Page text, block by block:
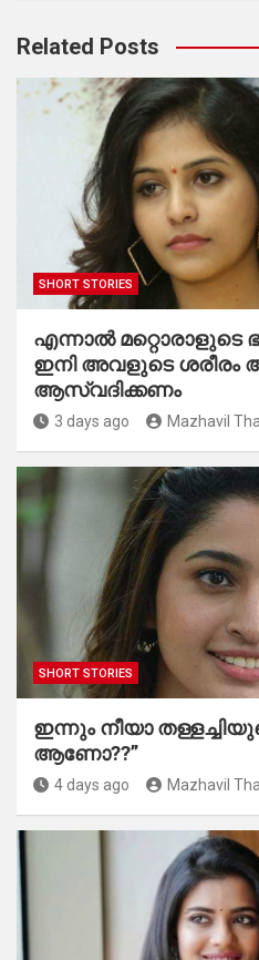
Related Posts
SHORT STORIES
എന്നാൽ മറ്റൊരാളുടെ
ഇനി അവളുടെ ശരീരം
ആസ്വദിക്കണം
3 days ago Mazhavil
SHORT STORIES
ഇന്നും നീയാ
ആണോ??”
4 days ago Mazhavil